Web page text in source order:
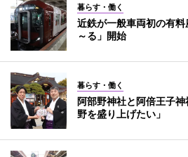
暮らす・働く
近鉄が一般車両初の有
～る」開始
暮らす・働く
阿部野神社と阿倍王子
野を盛り上げたい」